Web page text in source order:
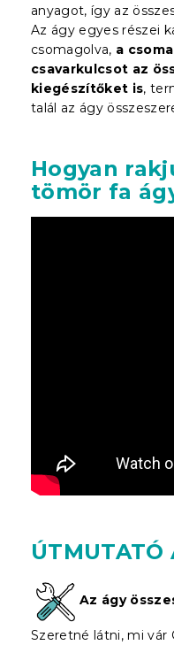
anyagot, így az
Az ágy egyes részei
csomagolva, a
csavarkulcsot az
kiegészítőket is,
talál az ágy
Hogyan
tömör fa
ÚTMUTATÓ
Az ágy
Szeretné látni, mi vár